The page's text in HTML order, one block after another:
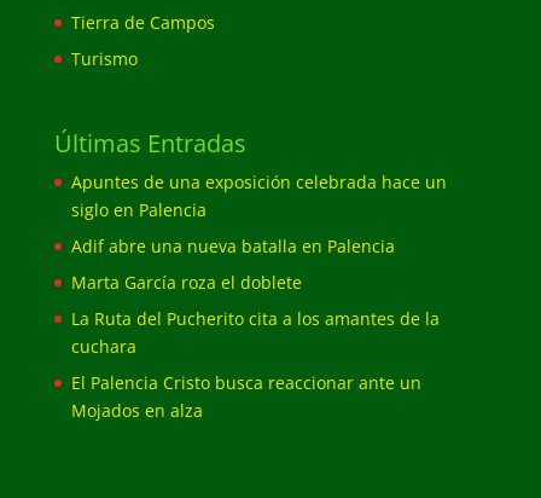
Tierra de Campos
Turismo
Últimas Entradas
Apuntes de una exposición celebrada hace un
siglo en Palencia
Adif abre una nueva batalla en Palencia
Marta García roza el doblete
La Ruta del Pucherito cita a los amantes de la
cuchara
El Palencia Cristo busca reaccionar ante un
Mojados en alza